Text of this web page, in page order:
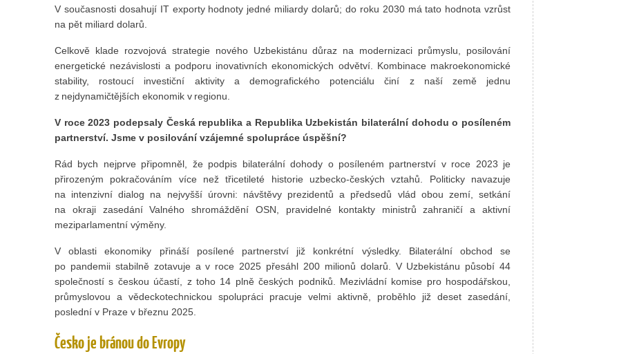
V současnosti dosahují IT exporty hodnoty jedné miliardy dolarů; do roku 2030 má tato hodnota vzrůst
na pět miliard dolarů.
Celkově klade rozvojová strategie nového Uzbekistánu důraz na modernizaci průmyslu, posilování
energetické nezávislosti a podporu inovativních ekonomických odvětví. Kombinace makroekonomické
stability, rostoucí investiční aktivity a demografického potenciálu činí z naší země jednu
z nejdynamičtějších ekonomik v regionu.
V roce 2023 podepsaly Česká republika a Republika Uzbekistán bilaterální dohodu o posíleném
partnerství. Jsme v posilování vzájemné spolupráce úspěšní?
Rád bych nejprve připomněl, že podpis bilaterální dohody o posíleném partnerství v roce 2023 je
přirozeným pokračováním více než třicetileté historie uzbecko-českých vztahů. Politicky navazuje
na intenzivní dialog na nejvyšší úrovni: návštěvy prezidentů a předsedů vlád obou zemí, setkání
na okraji zasedání Valného shromáždění OSN, pravidelné kontakty ministrů zahraničí a aktivní
meziparlamentní výměny.
V oblasti ekonomiky přináší posílené partnerství již konkrétní výsledky. Bilaterální obchod se
po pandemii stabilně zotavuje a v roce 2025 přesáhl 200 milionů dolarů. V Uzbekistánu působí 44
společností s českou účastí, z toho 14 plně českých podniků. Mezivládní komise pro hospodářskou,
průmyslovou a vědeckotechnickou spolupráci pracuje velmi aktivně, proběhlo již deset zasedání,
poslední v Praze v březnu 2025.
Česko je bránou do Evropy